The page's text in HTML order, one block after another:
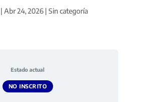
| Abr 24, 2026| Sin categoría
Estado actual
NO INSCRITO